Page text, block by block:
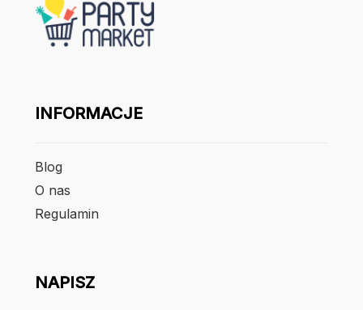
INFORMACJE
Blog
O nas
Regulamin
NAPISZ